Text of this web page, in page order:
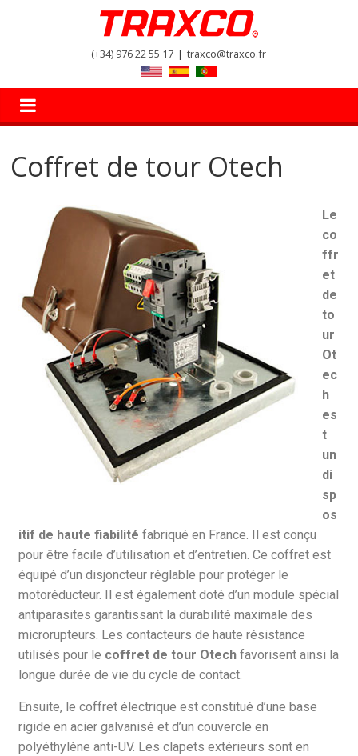
(+34) 976 22 55 17 | traxco@traxco.fr
Coffret de tour Otech
Le
co
ffr
et
de
to
ur
Ot
ec
h
es
t
un
di
sp
os
itif de haute fiabilité fabriqué en France. Il est conçu
pour être facile d’utilisation et d’entretien. Ce coffret est
équipé d’un disjoncteur réglable pour protéger le
motoréducteur. Il est également doté d’un module spécial
antiparasites garantissant la durabilité maximale des
microrupteurs. Les contacteurs de haute résistance
utilisés pour le coffret de tour Otech favorisent ainsi la
longue durée de vie du cycle de contact.
Ensuite, le coffret électrique est constitué d’une base
rigide en acier galvanisé et d’un couvercle en
polyéthylène anti-UV. Les clapets extérieurs sont en